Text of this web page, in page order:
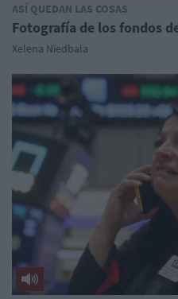
ASÍ QUEDAN LAS COSAS
Fotografía de los fondos
Xelena Niedbala